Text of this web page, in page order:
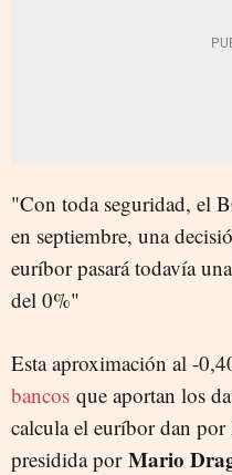
"Con toda seguridad, el
en septiembre, una
euríbor pasará todavía
del 0%"
Esta aproximación al -
bancos que aportan los
calcula el euríbor dan
presidida por Mario